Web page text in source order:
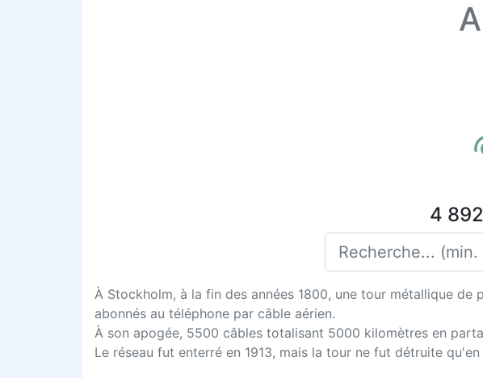
4
À Stockholm, à la fin des années 1800, une tour métallique
abonnés au téléphone par câble aérien.
À son apogée, 5500 câbles totalisant 5000 kilomètres en
Le réseau fut enterré en 1913, mais la tour ne fut détruite qu'en